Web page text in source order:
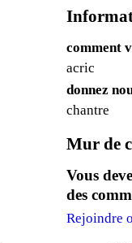
comment
acric
donnez
chantre
Mur de
Vous
des
Rejoindre